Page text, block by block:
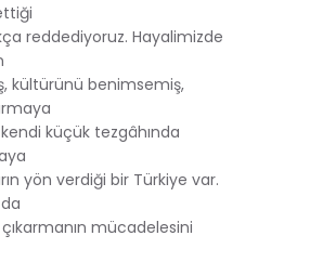
reddediyoruz. Hayalimizde
kültürünü benimsemiş,
küçük tezgâhında
yön verdiği bir Türkiye var.
mücadelesini